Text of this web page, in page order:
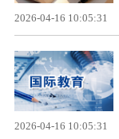
2026-04-16 10:05:31
2026-04-16 10:05:31